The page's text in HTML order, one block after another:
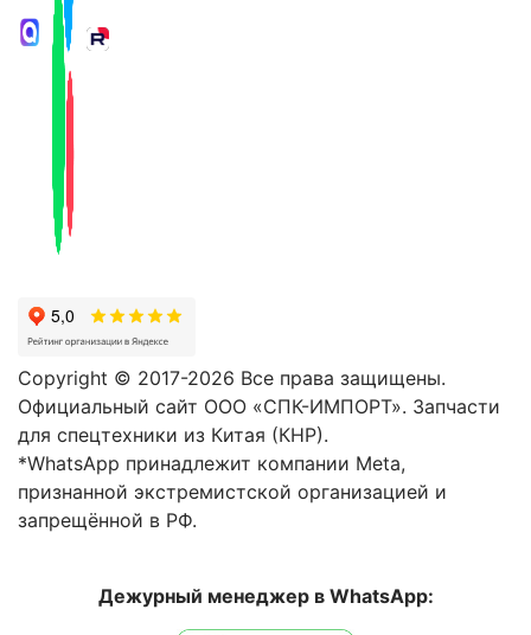
Copyright © 2017-2026 Все права защищены.
Официальный сайт ООО «СПК-ИМПОРТ». Запчасти
для спецтехники из Китая (КНР).
*WhatsApp принадлежит компании Meta,
признанной экстремистской организацией и
запрещённой в РФ.
Дежурный менеджер в WhatsApp: